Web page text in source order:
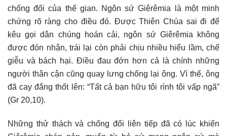
chống đối của thế gian. Ngôn sứ Giêrêmia là một minh
chứng rõ ràng cho điều đó. Được Thiên Chúa sai đi để
kêu gọi dân chúng hoán cải, ngôn sứ Giêrêmia không
được đón nhận, trái lại còn phải chịu nhiều hiểu lầm, chế
giễu và bách hại. Điều đau đớn hơn cả là chính những
người thân cận cũng quay lưng chống lại ông. Vì thế, ông
đã cay đắng thốt lên: “Tất cả bạn hữu tôi rình tôi vấp ngã”
(Gr 20,10).
Những thử thách và chống đối liên tiếp đã có lúc khiến